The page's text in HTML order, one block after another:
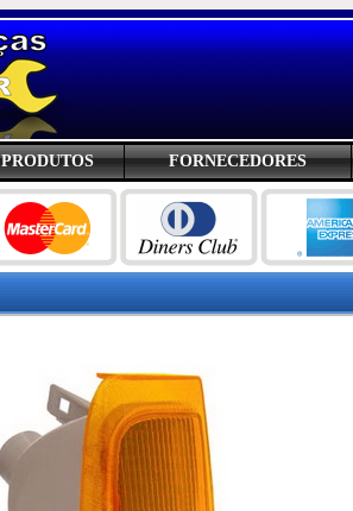
PRODUTOS FORNECEDORES